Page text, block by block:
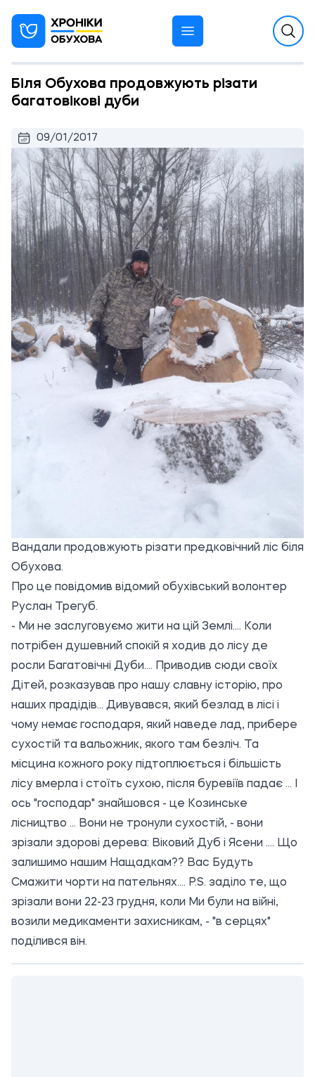
Біля Обухова продовжують різати
багатовікові дуби
09/01/2017
Вандали продовжують різати предковічний ліс біля
Обухова.
Про це повідомив відомий обухівський волонтер
Руслан Трегуб.
- Ми не заслуговуємо жити на цій Землі.... Коли
потрібен душевний спокій я ходив до лісу де
росли Багатовічні Дуби.... Приводив сюди своїх
Дітей, розказував про нашу славну історію, про
наших прадідів... Дивувався, який безлад в лісі і
чому немає господаря, який наведе лад, прибере
сухостій та вальожник, якого там безліч. Та
місцина кожного року підтоплюється і більшість
лісу вмерла і стоїть сухою, після буревіїв падає ... І
ось "господар" знайшовся - це Козинське
лісництво ... Вони не тронули сухостій, - вони
зрізали здорові дерева: Віковий Дуб і Ясени .... Що
залишимо нашим Нащадкам?? Вас Будуть
Смажити чорти на пательнях.... P.S. заділо те, що
зрізали вони 22-23 грудня, коли Ми були на війні,
возили медикаменти захисникам, - "в серцях"
поділився він.